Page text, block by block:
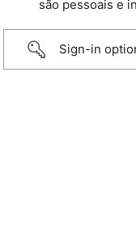
são pessoais e
Sign-in